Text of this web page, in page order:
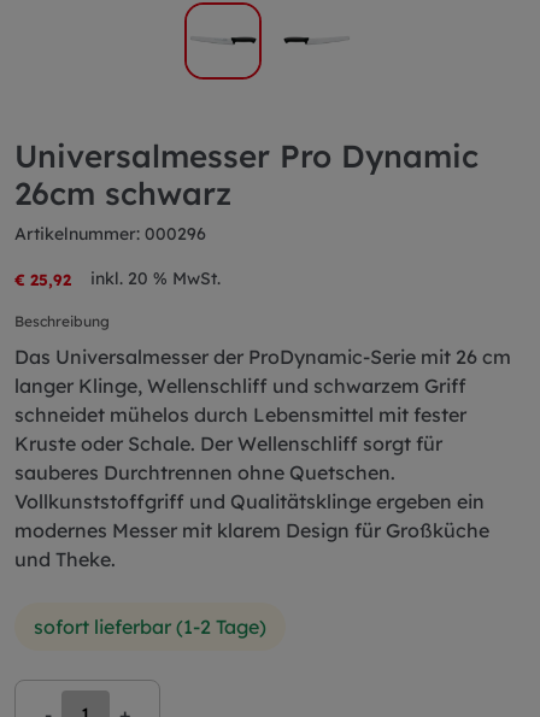
Universalmesser Pro Dynamic
26cm schwarz
Artikelnummer: 000296
€ 25,92 inkl. 20 % MwSt.
Beschreibung
Das Universalmesser der ProDynamic-Serie mit 26 cm
langer Klinge, Wellenschliff und schwarzem Griff
schneidet mühelos durch Lebensmittel mit fester
Kruste oder Schale. Der Wellenschliff sorgt für
sauberes Durchtrennen ohne Quetschen.
Vollkunststoffgriff und Qualitätsklinge ergeben ein
modernes Messer mit klarem Design für Großküche
und Theke.
sofort lieferbar (1-2 Tage)